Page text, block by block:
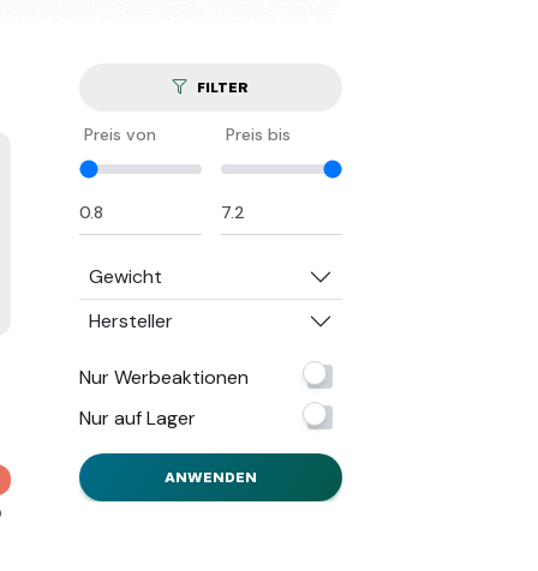
FILTER
Preis von Preis bis
Gewicht
Hersteller
Nur Werbeaktionen
Nur auf Lager
ANWENDEN